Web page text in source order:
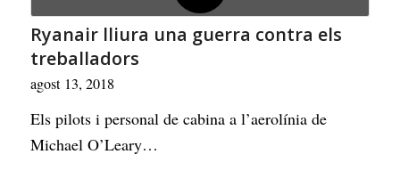
Ryanair lliura una guerra contra els
treballadors
agost 13, 2018
Els pilots i personal de cabina a l’aerolínia de
Michael O’Leary…